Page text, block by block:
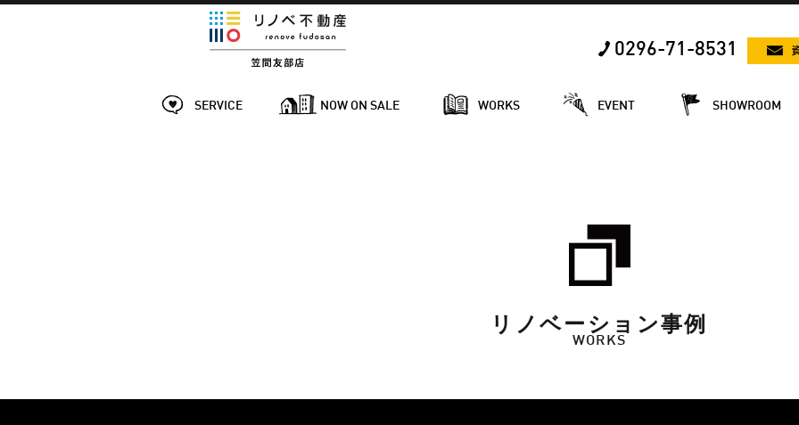
0296-71-8531
SERVICE NOW ON SALE WORKS EVENT SHOWROOM
リノベーション事例
WORKS